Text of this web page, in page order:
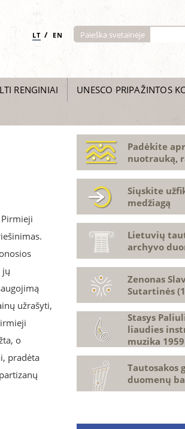
LT / EN Paieška svetainėje
RENGINIAI
UNESCO PRIPAŽINTOS
jų
užrašyti,
o
pradėta
Padėkite
nuotrauką,
Siųskite
medžiagą
Lietuvių
archyvo
Zenonas
Sutartinės
Stasys
liaudies
muzika 1959
Tautosakos
duomenų